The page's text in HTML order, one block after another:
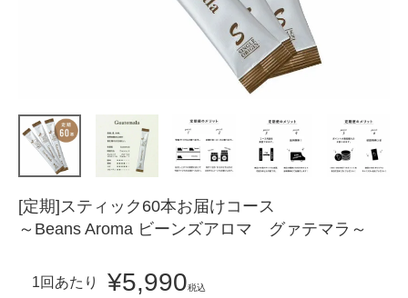
[定期]スティック60本お届けコース
～Beans Aroma ビーンズアロマ グァテマラ～
1回あたり ¥5,990税込